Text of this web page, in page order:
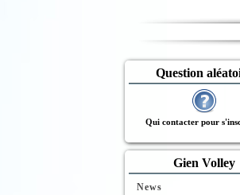
Question
Qui contacter pour
Gien Volley
News